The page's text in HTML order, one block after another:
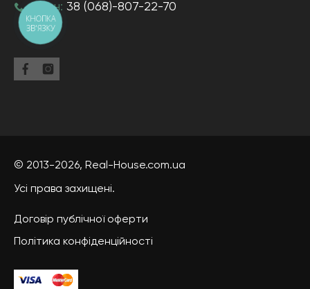
тел-н: 38 (068)-807-22-70
© 2013-2026, Real-House.com.ua
Усі права захищені.
Договір публічної оферти
Політика конфіденційності
КНОПКА
ЗВ'ЯЗКУ